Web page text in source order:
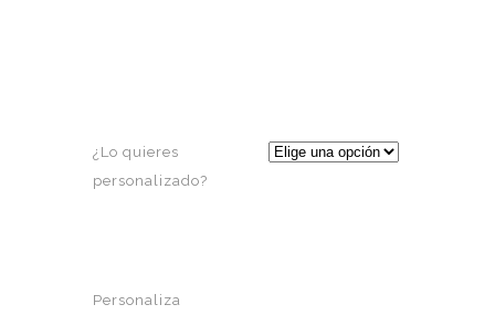
¿Lo quieres
personalizado?
Personaliza